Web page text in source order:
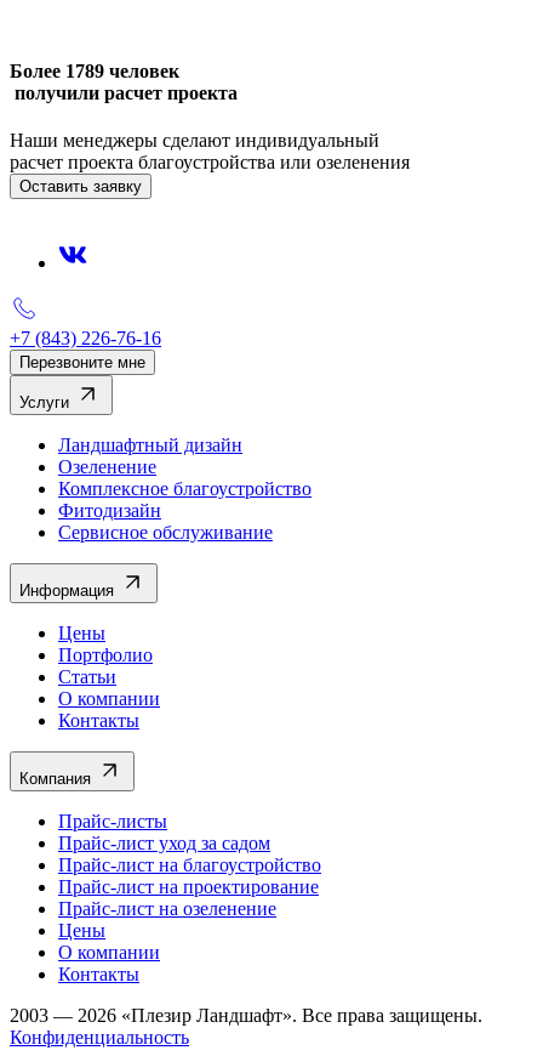
Более 1789 человек
получили расчет проекта
Наши менеджеры сделают индивидуальный
расчет проекта благоустройства или озеленения
Оставить заявку
+7 (843) 226-76-16
Перезвоните мне
Услуги
Ландшафтный дизайн
Озеленение
Комплексное благоустройство
Фитодизайн
Сервисное обслуживание
Информация
Цены
Портфолио
Статьи
О компании
Контакты
Компания
Прайс-листы
Прайс-лист уход за садом
Прайс-лист на благоустройство
Прайс-лист на проектирование
Прайс-лист на озеленение
Цены
О компании
Контакты
2003 — 2026 «Плезир Ландшафт». Все права защищены.
Конфиденциальность